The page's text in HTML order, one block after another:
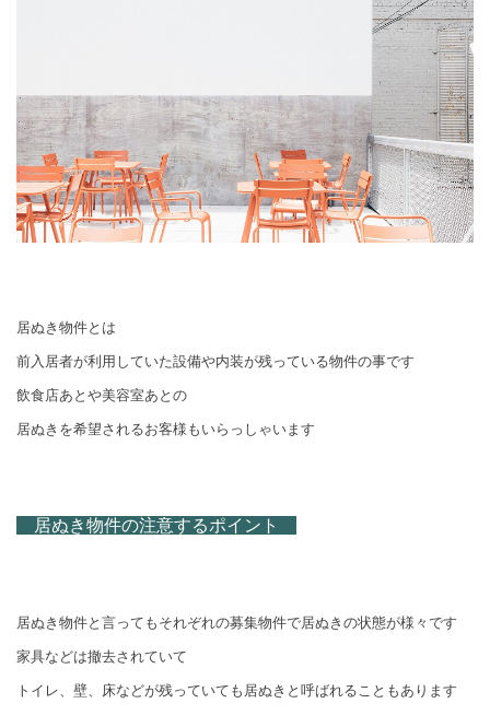
居ぬき物件とは
前入居者が利用していた設備や内装が残っている物件の事です
飲食店あとや美容室あとの
居ぬきを希望されるお客様もいらっしゃいます
居ぬき物件の注意するポイント
居ぬき物件と言ってもそれぞれの募集物件で居ぬきの状態が様々です
家具などは撤去されていて
トイレ、壁、床などが残っていても居ぬきと呼ばれることもあります